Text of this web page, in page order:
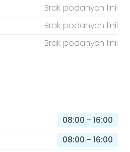
Brak podanych linii
Brak podanych linii
Brak podanych linii
08:00 - 16:00
08:00 - 16:00